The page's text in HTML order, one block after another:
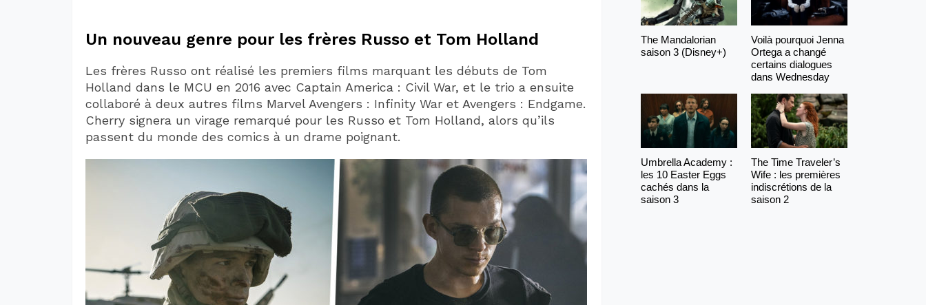
Un nouveau genre pour les frères Russo et Tom Holland
Les frères Russo ont réalisé les premiers films marquant les débuts de Tom
Holland dans le MCU en 2016 avec Captain America : Civil War, et le trio a ensuite
collaboré à deux autres films Marvel Avengers : Infinity War et Avengers : Endgame.
Cherry signera un virage remarqué pour les Russo et Tom Holland, alors qu’ils
passent du monde des comics à un drame poignant.
The Mandalorian
saison 3 (Disney+)
Voilà pourquoi Jenna
Ortega a changé
certains dialogues
dans Wednesday
Umbrella Academy :
les 10 Easter Eggs
cachés dans la
saison 3
The Time Traveler’s
Wife : les premières
indiscrétions de la
saison 2